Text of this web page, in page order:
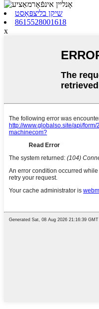
שיקן בליצפּאָסט
8615528001618
x